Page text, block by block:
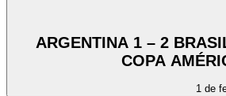
ARGENTINA 1 – 2
COPA
1 de